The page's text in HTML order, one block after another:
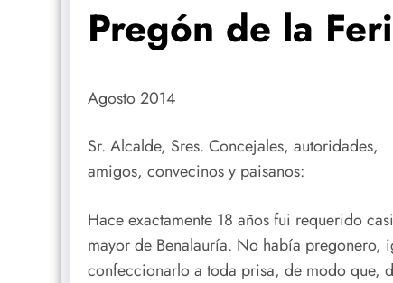
Pregón de la
Agosto 2014
Sr. Alcalde, Sres. Concejales, autoridades,
amigos, convecinos y paisanos:
Hace exactamente 18 años fui requerido
mayor de Benalauría. No había pregonero,
confeccionarlo a toda prisa, de modo que,